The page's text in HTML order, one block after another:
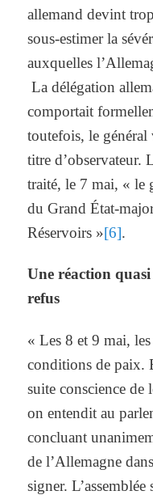
allemand devint
sous-estimer la
auxquelles
La délégation
comportait
toutefois, le
titre d’observateur.
traité, le 7 mai, « le
du Grand État-
Réservoirs »[6].
Une réaction
refus
« Les 8 et 9 mai,
conditions de paix.
suite conscience
on entendit au
concluant
de l’Allemagne
signer. L’assemblée